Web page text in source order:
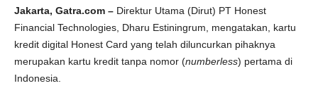
Jakarta, Gatra.com – Direktur Utama (Dirut) PT Honest
Financial Technologies, Dharu Estiningrum, mengatakan, kartu
kredit digital Honest Card yang telah diluncurkan pihaknya
merupakan kartu kredit tanpa nomor (numberless) pertama di
Indonesia.